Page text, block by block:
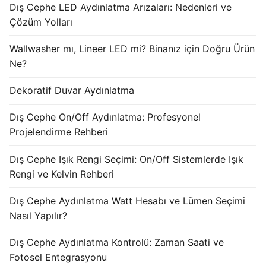
KATALOG
SSS
BLOG
English
Arabic
Dış Cephe LED Aydınlatma Arızaları: Nedenleri ve
Çözüm Yolları
Wallwasher mı, Lineer LED mi? Binanız için Doğru Ürün
Ne?
Dekoratif Duvar Aydınlatma
Dış Cephe On/Off Aydınlatma: Profesyonel
Projelendirme Rehberi
Dış Cephe Işık Rengi Seçimi: On/Off Sistemlerde Işık
Rengi ve Kelvin Rehberi
Dış Cephe Aydınlatma Watt Hesabı ve Lümen Seçimi
Nasıl Yapılır?
Dış Cephe Aydınlatma Kontrolü: Zaman Saati ve
Fotosel Entegrasyonu